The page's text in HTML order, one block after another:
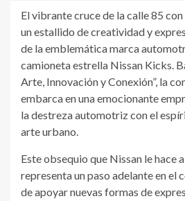
El vibrante cruce de la calle 85
un estallido de creatividad y
de la emblemática marca
camioneta estrella Nissan Kicks.
Arte, Innovación y Conexión”, la
embarca en una emocionante
la destreza automotriz con el
arte urbano.
Este obsequio que Nissan le hace
representa un paso adelante en el
de apoyar nuevas formas de